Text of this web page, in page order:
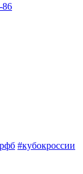
#кубокроссии